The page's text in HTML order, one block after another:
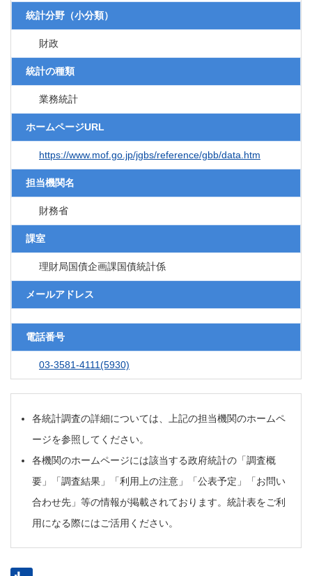
統計分野（小分類）
財政
統計の種類
業務統計
ホームページURL
https://www.mof.go.jp/jgbs/reference/gbb/data.htm
担当機関名
財務省
課室
理財局国債企画課国債統計係
メールアドレス
電話番号
03-3581-4111(5930)
各統計調査の詳細については、上記の担当機関のホームペ
ージを参照してください。
各機関のホームページには該当する政府統計の「調査概
要」「調査結果」「利用上の注意」「公表予定」「お問い
合わせ先」等の情報が掲載されております。統計表をご利
用になる際にはご活用ください。